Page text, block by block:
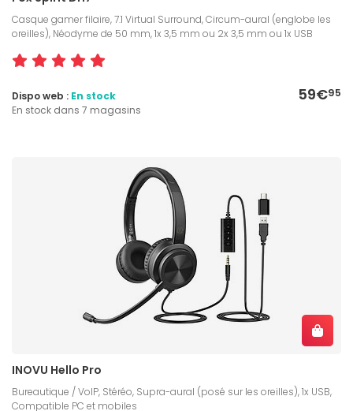
Casque gamer filaire, 7.1 Virtual Surround, Circum-aural (englobe les
oreilles), Néodyme de 50 mm, 1x 3,5 mm ou 2x 3,5 mm ou 1x USB
59€95
Dispo web : En stock
En stock dans 7 magasins
INOVU Hello Pro
Bureautique / VoIP, Stéréo, Supra-aural (posé sur les oreilles), 1x USB,
Compatible PC et mobiles